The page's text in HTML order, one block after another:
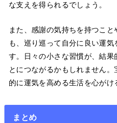
な支えを得られるでしょう。
また、感謝の気持ちを持つこ
も、巡り巡って自分に良い運気
す。日々の小さな習慣が、結果
とにつながるかもしれません
的に運気を高める生活を心がけ
まとめ